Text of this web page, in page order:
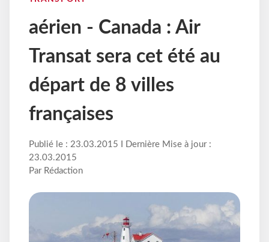
aérien - Canada : Air
Transat sera cet été au
départ de 8 villes
françaises
Publié le : 23.03.2015 I Dernière Mise à jour :
23.03.2015
Par Rédaction